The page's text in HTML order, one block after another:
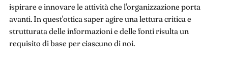
ispirare e innovare le attività che l'organizzazione porta
avanti. In quest'ottica saper agire una lettura critica e
strutturata delle informazioni e delle fonti risulta un
requisito di base per ciascuno di noi.